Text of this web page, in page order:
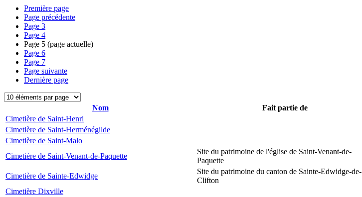
Première page
Page précédente
Page 3
Page 4
Page 5 (page actuelle)
Page 6
Page 7
Page suivante
Dernière page
Nom Fait partie de
Cimetière de Saint-Henri
Cimetière de Saint-Herménégilde
Cimetière de Saint-Malo
Cimetière de Saint-Venant-de-Paquette
Site du patrimoine de l'église de Saint-Venant-de-
Paquette
Cimetière de Sainte-Edwidge
Site du patrimoine du canton de Sainte-Edwidge-de-
Clifton
Cimetière Dixville